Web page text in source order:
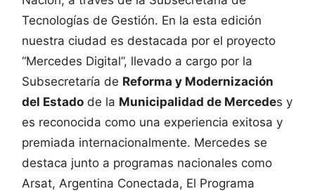
Tecnologías de Gestión. En la esta edición
nuestra ciudad es destacada por el proyecto
“Mercedes Digital”, llevado a cargo por la
Subsecretaría de Reforma y Modernización
del Estado de la Municipalidad de Mercedes y
es reconocida como una experiencia exitosa y
premiada internacionalmente. Mercedes se
destaca junto a programas nacionales como
Arsat, Argentina Conectada, El Programa